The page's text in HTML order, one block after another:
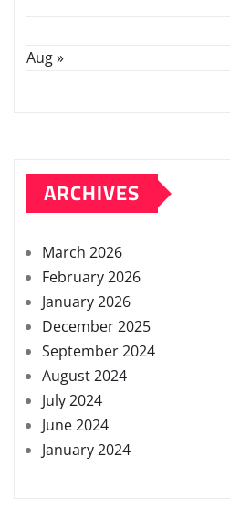
Aug »
ARCHIVES
March 2026
February 2026
January 2026
December 2025
September 2024
August 2024
July 2024
June 2024
January 2024